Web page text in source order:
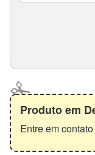
Produto em
Entre em